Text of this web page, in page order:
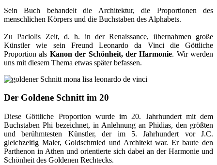
Sein Buch behandelt die Architektur, die Proportionen des
menschlichen Körpers und die Buchstaben des Alphabets.
Zu Paciolis Zeit, d. h. in der Renaissance, übernahmen große
Künstler wie sein Freund Leonardo da Vinci die Göttliche
Proportion als Kanon der Schönheit, der Harmonie. Wir werden
uns mit diesem Thema etwas später befassen.
Der Goldene Schnitt im 20
Diese Göttliche Proportion wurde im 20. Jahrhundert mit dem
Buchstaben Phi bezeichnet, in Anlehnung an Phidias, den größten
und berühmtesten Künstler, der im 5. Jahrhundert vor J.C.
gleichzeitig Maler, Goldschmied und Architekt war. Er baute den
Parthenon in Athen und orientierte sich dabei an der Harmonie und
Schönheit des Goldenen Rechtecks.